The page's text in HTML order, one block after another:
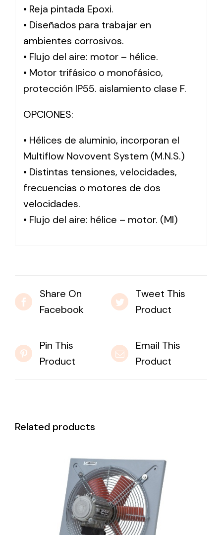
• Reja pintada Epoxi.
• Diseñados para trabajar en
ambientes corrosivos.
• Flujo del aire: motor – hélice.
• Motor trifásico o monofásico,
protección IP55. aislamiento clase F.
OPCIONES:
• Hélices de aluminio, incorporan el
Multiflow Novovent System (M.N.S.)
• Distintas tensiones, velocidades,
frecuencias o motores de dos
velocidades.
• Flujo del aire: hélice – motor. (MI)
Share On
Facebook
Tweet This
Product
Pin This
Product
Email This
Product
Related products
DETAILS